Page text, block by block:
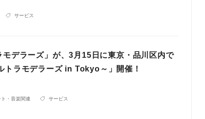
サービス
デラーズ」が、3月15日に東京・品川区内で
トラモデラーズ in Tokyo～」開催！
・音楽関連 サービス